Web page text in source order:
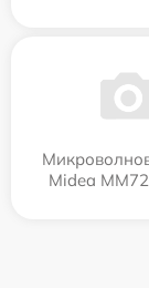
Midea